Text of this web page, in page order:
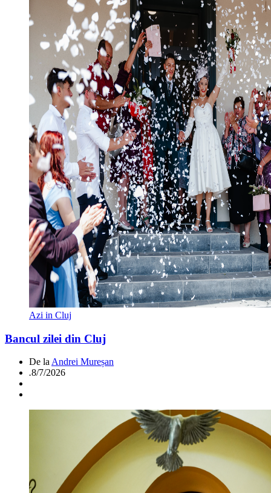
Azi in Cluj
Bancul zilei din Cluj
De la Andrei Mureșan
.8/7/2026